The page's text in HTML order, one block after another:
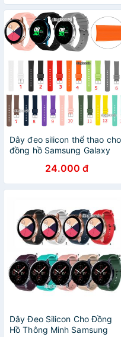
Dây đeo silicon thể thao cho
đồng hồ Samsung Galaxy
24.000 đ
Dây Đeo Silicon Cho Đồng
Hồ Thông Minh Samsung